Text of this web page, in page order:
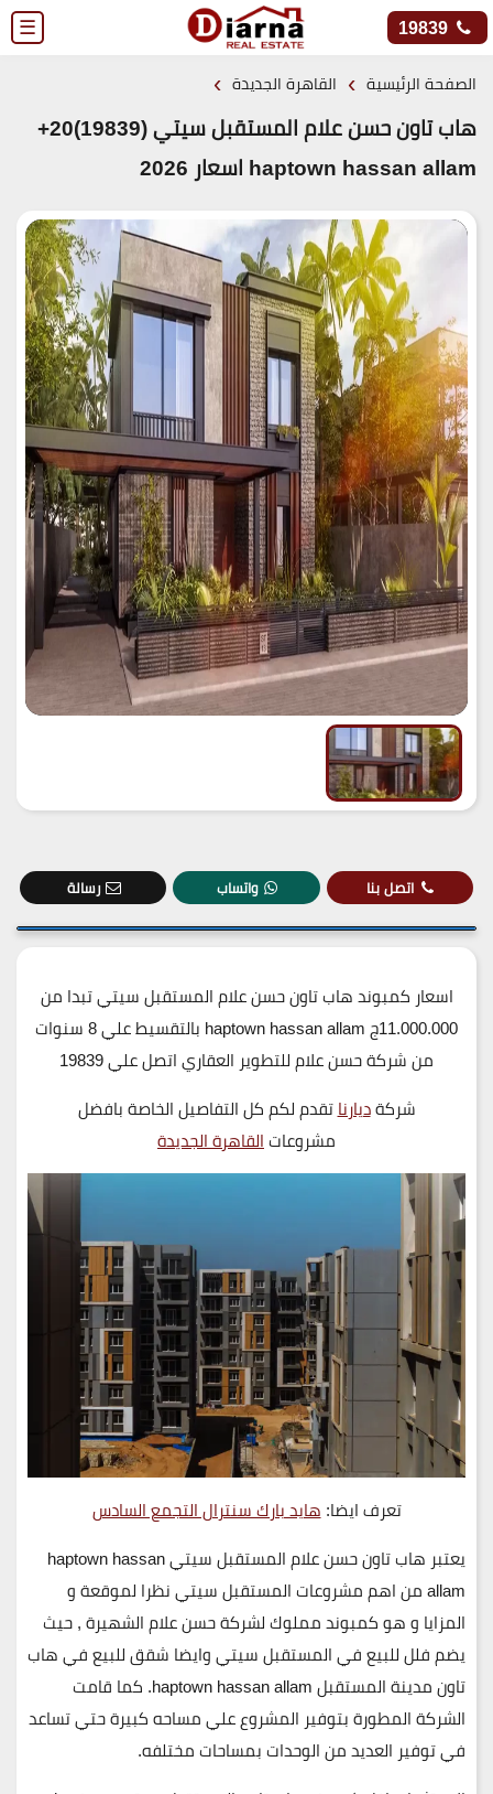
☰ 19839
الصفحة الرئيسية › القاهرة الجديدة ›
هاب تاون حسن علام المستقبل سيتي (19839)20+
haptown hassan allam اسعار 2026
اتصل بنا واتساب رسالة
اسعار كمبوند هاب تاون حسن علام المستقبل سيتي تبدا من
11.000.000ج haptown hassan allam بالتقسيط علي 8 سنوات
من شركة حسن علام للتطوير العقاري اتصل علي 19839
شركةديارناتقدم لكم كل التفاصيل الخاصة بافضل
مشروعاتالقاهرة الجديدة
تعرف ايضا:هايد بارك سنترال التجمع السادس
يعتبر
هاب تاون حسن علام المستقبل سيتي haptown hassan
allamمن اهم مشروعات المستقبل سيتي نظرا لموقعة و
المزايا و هو كمبوند مملوك لشركة حسن علام الشهيرة , حيث
يضمفلل للبيع في المستقبل سيتيوايضا شقق للبيع في هاب
تاون مدينة المستقبلhaptown hassan allam. كما قامت
الشركة المطورة بتوفير المشروع علي مساحه كبيرة حتي تساعد
في توفير العديد من الوحدات بمساحات مختلفه.